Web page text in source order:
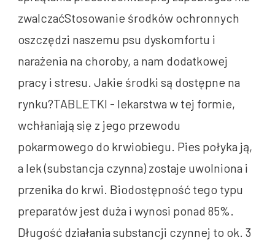
zwalczaćStosowanie środków ochronnych
oszczędzi naszemu psu dyskomfortu i
narażenia na choroby, a nam dodatkowej
pracy i stresu. Jakie środki są dostępne na
rynku?TABLETKI - lekarstwa w tej formie,
wchłaniają się z jego przewodu
pokarmowego do krwiobiegu. Pies połyka ją,
a lek (substancja czynna) zostaje uwolniona i
przenika do krwi. Biodostępność tego typu
preparatów jest duża i wynosi ponad 85%.
Długość działania substancji czynnej to ok. 3